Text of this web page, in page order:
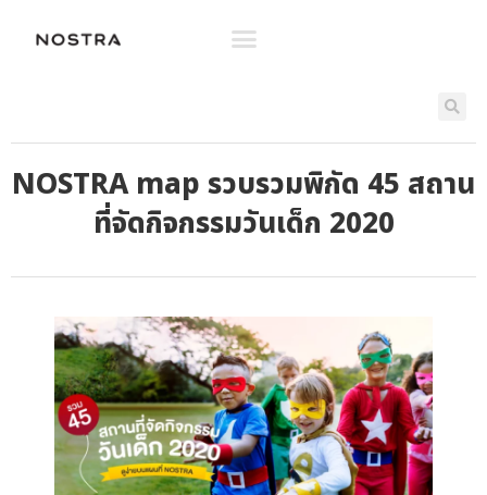
NOSTRA map รวบรวมพิกัด 45 สถาน
ที่จัดกิจกรรมวันเด็ก 2020